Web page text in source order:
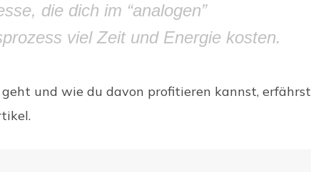
die dich im “analogen”
viel Zeit und Energie kosten.
und wie du davon profitieren kannst, erfährst